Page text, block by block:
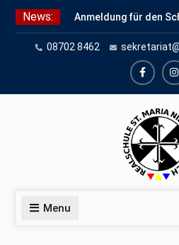
Skip
content
News:
Anmeldung für den
und
Schuleinschreibung
Schnuppertag 2026
08702 8462
Menu